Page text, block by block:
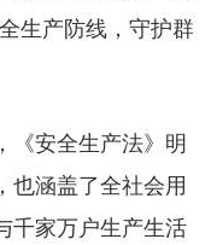
生产防线，守护群
《安全生产法》明
也涵盖了全社会用
千家万户生产生活